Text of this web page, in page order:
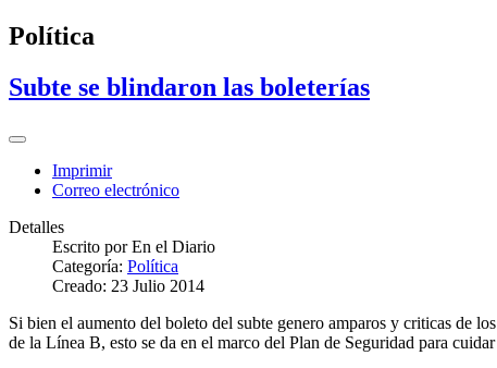
Política
Subte se blindaron las boleterías
Imprimir
Correo electrónico
Detalles
Escrito porEn el Diario
Categoría: Política
Creado: 23 Julio 2014
Si bien el aumento del boleto del subte genero amparos y criticas de
de la Línea B, esto se da en el marco del Plan de Seguridad para